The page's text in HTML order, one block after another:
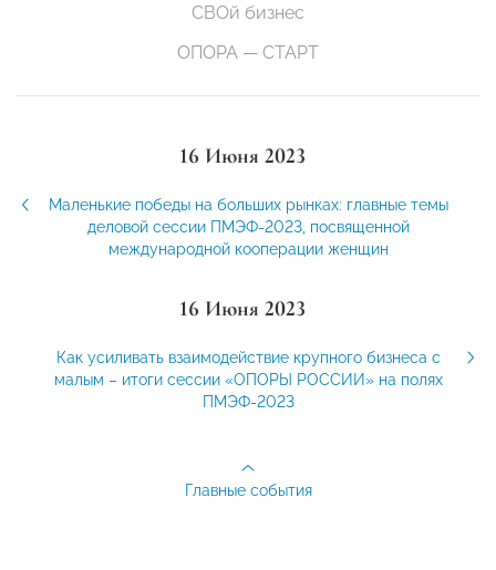
СВОй бизнес
ОПОРА — СТАРТ
16 Июня 2023
Маленькие победы на больших рынках: главные темы
деловой сессии ПМЭФ-2023, посвященной
международной кооперации женщин
16 Июня 2023
Как усиливать взаимодействие крупного бизнеса с
малым – итоги сессии «ОПОРЫ РОССИИ» на полях
ПМЭФ-2023
Главные события